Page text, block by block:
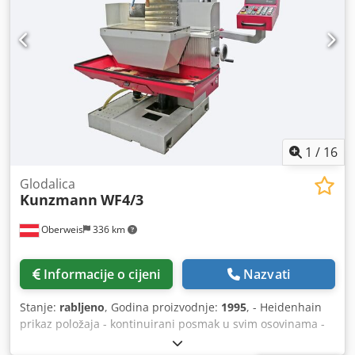
1 / 16
Oberweis 336 km
Glodalica
Kunzmann WF4/3
Informacije o cijeni Nazvati
Stanje: rabljeno, Godina proizvodnje: 1995, - Heidenhain
prikaz položaja - kontinuirani posmak u svim osovinama -
Brzi hodovi u svim osovinama - hidraulički sustav zatezanja